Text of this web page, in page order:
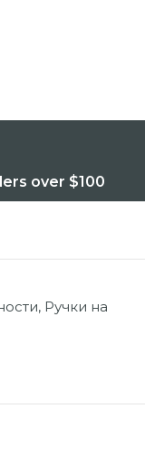
over $100
, Ручки на